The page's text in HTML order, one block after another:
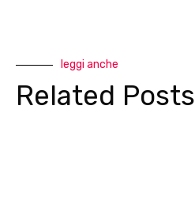
leggi anche
Related Posts